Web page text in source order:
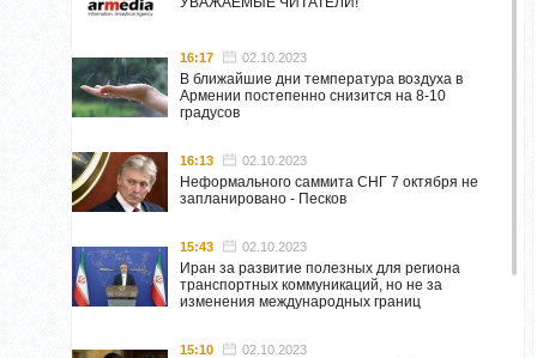
16:17 02.10.2023
В ближайшие дни температура воздуха в
Армении постепенно снизится на 8-10
градусов
16:13 02.10.2023
Неформального саммита СНГ 7 октября не
запланировано - Песков
15:43 02.10.2023
Иран за развитие полезных для региона
транспортных коммуникаций, но не за
изменения международных границ
15:10 02.10.2023